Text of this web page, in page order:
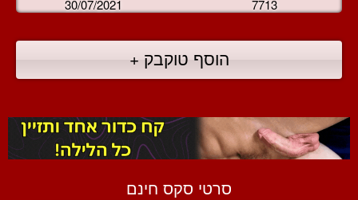
30/07/2021 7713
הוסף טוקבק +
סרטי סקס חינם